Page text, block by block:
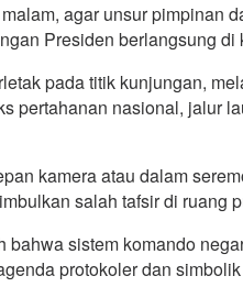
agar unsur pimpinan
Presiden berlangsung
pada titik kunjungan,
nasional, jalur
kamera atau dalam
salah tafsir di ruang
sistem komando
protokoler dan